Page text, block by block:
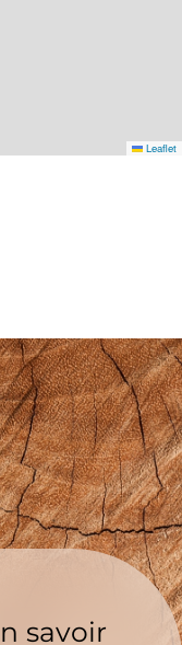
Leaflet
savoir